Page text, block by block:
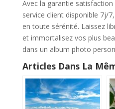
Avec la garantie
service client disponible 7j/
en toute sérénité. Laissez
et immortalisez vos plus
dans un album photo
Articles Dans La